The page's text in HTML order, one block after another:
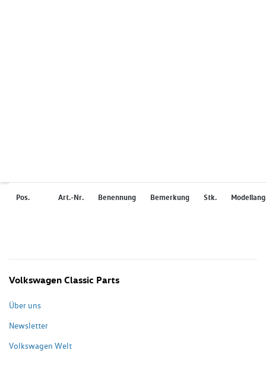
Pos. Art.-Nr. Benennung Bemerkung Stk.
Volkswagen Classic Parts
Über uns
Newsletter
Volkswagen Welt